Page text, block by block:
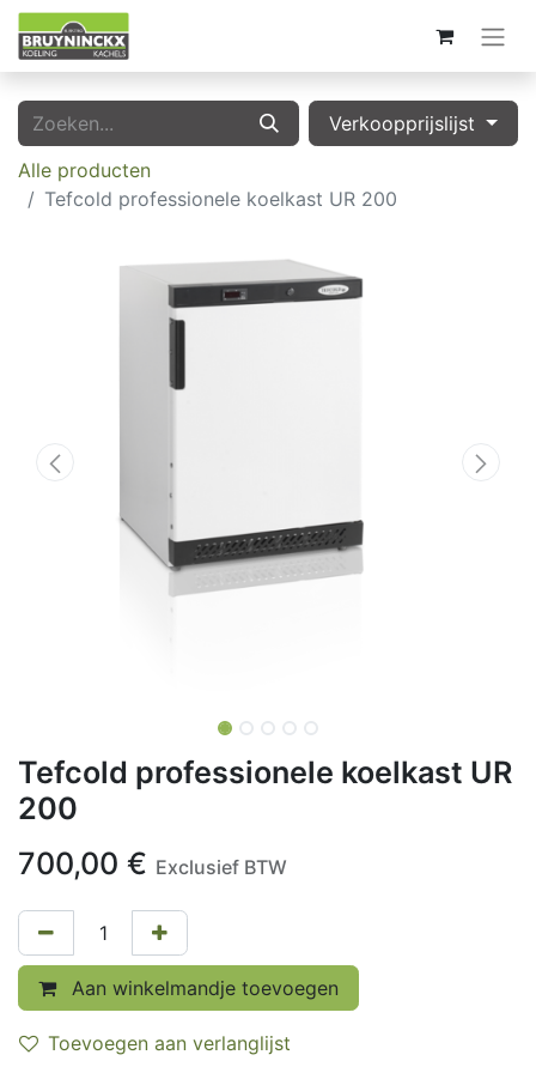
Verkoopprijslijst
Alle producten
Tefcold professionele koelkast UR 200
Tefcold professionele koelkast UR
200
700,00 € Exclusief BTW
Aan winkelmandje toevoegen
Toevoegen aan verlanglijst